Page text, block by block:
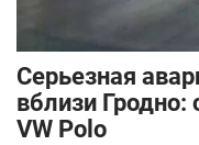
Серьезная
вблизи Гродно:
VW Polo